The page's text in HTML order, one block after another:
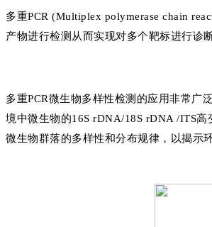
多重PCR (Multiplex polymerase chain
产物进行检测从而实现对多个靶标进行诊
多重PCR微生物多样性检测的应用非常广
境中微生物的16S rDNA/18S rDNA /ITS
微生物群落的多样性和分布规律，以揭示